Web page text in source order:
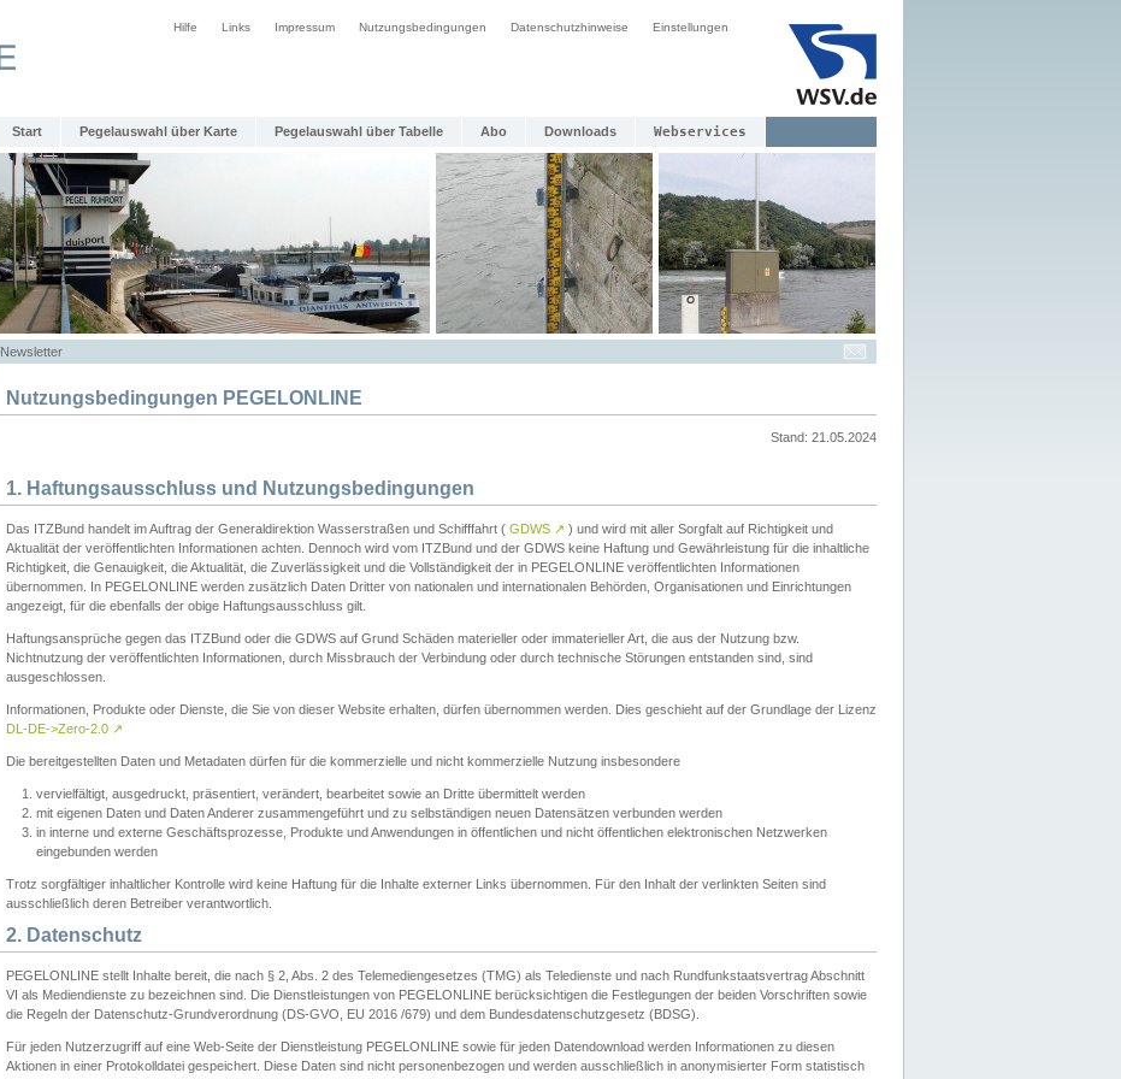
Hilfe Links Impressum Nutzungsbedingungen Datenschutzhinweise Einstellungen
Start Pegelauswahl über Karte Pegelauswahl über Tabelle Abo Downloads Webservices
Newsletter
Nutzungsbedingungen PEGELONLINE
Stand: 21.05.2024
1. Haftungsausschluss und Nutzungsbedingungen
Das ITZBund handelt im Auftrag der Generaldirektion Wasserstraßen und Schifffahrt ( GDWS ↗ ) und wird mit aller Sorgfalt auf Richtigkeit und
Aktualität der veröffentlichten Informationen achten. Dennoch wird vom ITZBund und der GDWS keine Haftung und Gewährleistung für die inhaltliche
Richtigkeit, die Genauigkeit, die Aktualität, die Zuverlässigkeit und die Vollständigkeit der in PEGELONLINE veröffentlichten Informationen
übernommen. In PEGELONLINE werden zusätzlich Daten Dritter von nationalen und internationalen Behörden, Organisationen und Einrichtungen
angezeigt, für die ebenfalls der obige Haftungsausschluss gilt.
Haftungsansprüche gegen das ITZBund oder die GDWS auf Grund Schäden materieller oder immaterieller Art, die aus der Nutzung bzw.
Nichtnutzung der veröffentlichten Informationen, durch Missbrauch der Verbindung oder durch technische Störungen entstanden sind, sind
ausgeschlossen.
Informationen, Produkte oder Dienste, die Sie von dieser Website erhalten, dürfen übernommen werden. Dies geschieht auf der Grundlage der Lizenz
DL-DE->Zero-2.0 ↗
Die bereitgestellten Daten und Metadaten dürfen für die kommerzielle und nicht kommerzielle Nutzung insbesondere
vervielfältigt, ausgedruckt, präsentiert, verändert, bearbeitet sowie an Dritte übermittelt werden
mit eigenen Daten und Daten Anderer zusammengeführt und zu selbständigen neuen Datensätzen verbunden werden
in interne und externe Geschäftsprozesse, Produkte und Anwendungen in öffentlichen und nicht öffentlichen elektronischen Netzwerken
eingebunden werden
Trotz sorgfältiger inhaltlicher Kontrolle wird keine Haftung für die Inhalte externer Links übernommen. Für den Inhalt der verlinkten Seiten sind
ausschließlich deren Betreiber verantwortlich.
2. Datenschutz
PEGELONLINE stellt Inhalte bereit, die nach § 2, Abs. 2 des Telemediengesetzes (TMG) als Teledienste und nach Rundfunkstaatsvertrag Abschnitt
VI als Mediendienste zu bezeichnen sind. Die Dienstleistungen von PEGELONLINE berücksichtigen die Festlegungen der beiden Vorschriften sowie
die Regeln der Datenschutz-Grundverordnung (DS-GVO, EU 2016 /679) und dem Bundesdatenschutzgesetz (BDSG).
Für jeden Nutzerzugriff auf eine Web-Seite der Dienstleistung PEGELONLINE sowie für jeden Datendownload werden Informationen zu diesen
Aktionen in einer Protokolldatei gespeichert. Diese Daten sind nicht personenbezogen und werden ausschließlich in anonymisierter Form statistisch